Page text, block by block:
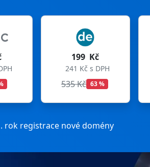
241 Kč s DPH
535 Kč
241 Kč s DPH
699 Kč
rok registrace nové domény